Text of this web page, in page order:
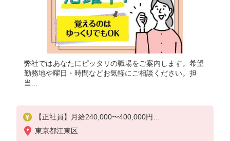
弊社ではあなたにピッタリの職場をご案内します。希望
勤務地や曜日・時間などお気軽にご相談ください。担
当...
【正社員】月給240,000〜400,000円
・基本給：200,000円〜220,000円
・資格手当：10,000〜30,000円
東京都江東区